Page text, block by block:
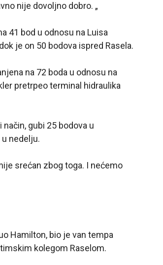
nije dovoljno dobro. „
41 bod u odnosu na Luisa
je on 50 bodova ispred Rasela.
na 72 boda u odnosu na
pretrpeo terminal hidraulika
gubi 25 bodova u
nedelju.
srećan zbog toga. I nećemo
Hamilton, bio je van tempa
kolegom Raselom.